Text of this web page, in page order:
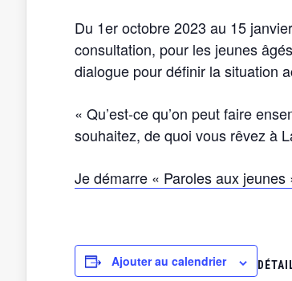
Du 1er octobre 2023 au 15
consultation, pour les jeunes
dialogue pour définir la situation
« Qu’est-ce qu’on peut faire
souhaitez, de quoi vous rêvez à
Je démarre « Paroles aux jeunes
Ajouter au calendrier